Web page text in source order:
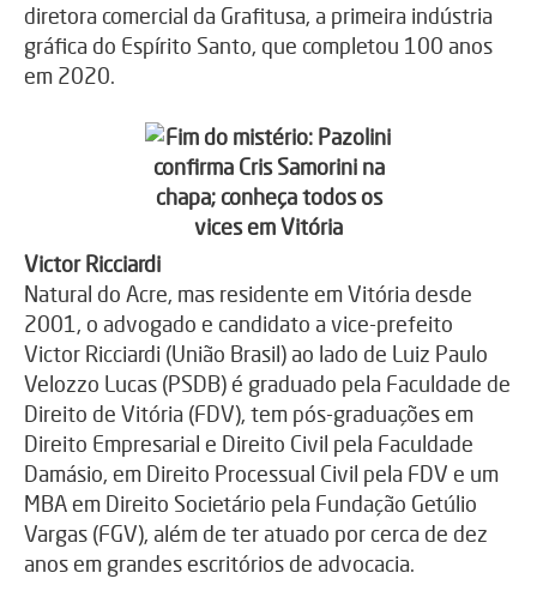
diretora comercial da Grafitusa, a primeira indústria
gráfica do Espírito Santo, que completou 100 anos
em 2020.
Victor Ricciardi
Natural do Acre, mas residente em Vitória desde
2001, o advogado e candidato a vice-prefeito
Victor Ricciardi (União Brasil) ao lado de Luiz Paulo
Velozzo Lucas (PSDB) é graduado pela Faculdade de
Direito de Vitória (FDV), tem pós-graduações em
Direito Empresarial e Direito Civil pela Faculdade
Damásio, em Direito Processual Civil pela FDV e um
MBA em Direito Societário pela Fundação Getúlio
Vargas (FGV), além de ter atuado por cerca de dez
anos em grandes escritórios de advocacia.